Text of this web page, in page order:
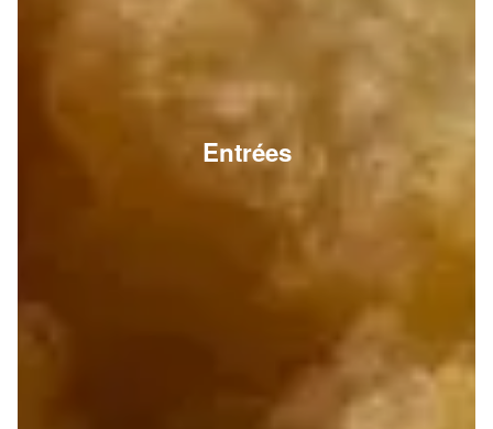
Entrées